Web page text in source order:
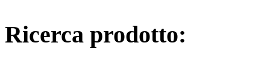
Ricerca prodotto: